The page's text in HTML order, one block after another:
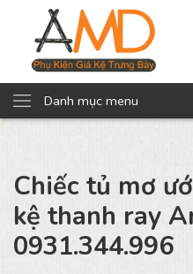
Danh mục menu
Chiếc tủ mơ
kệ thanh ray
0931.344.996